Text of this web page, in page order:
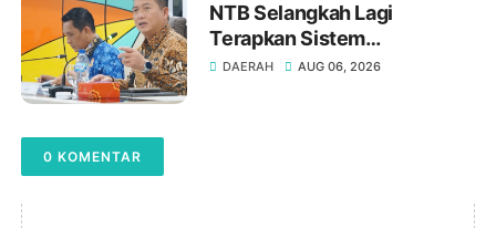
NTB Selangkah Lagi
Terapkan Sistem
Manajemen Talenta ASN
DAERAH AUG 06, 2026
0 KOMENTAR